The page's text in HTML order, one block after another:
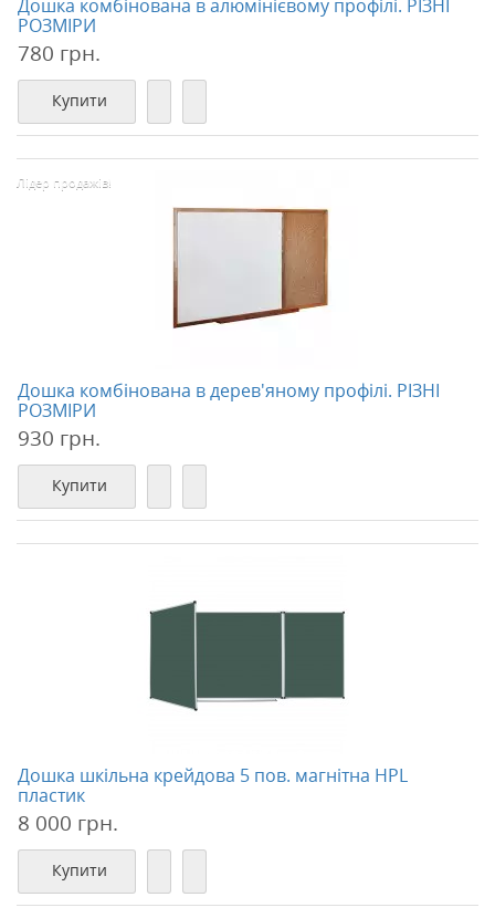
Дошка комбінована в алюмінієвому профілі. РІЗНІ
РОЗМІРИ
780 грн.
Купити
Лідер продажів!
Дошка комбінована в дерев'яному профілі. РІЗНІ
РОЗМІРИ
930 грн.
Купити
Дошка шкільна крейдова 5 пов. магнітна HPL
пластик
8 000 грн.
Купити